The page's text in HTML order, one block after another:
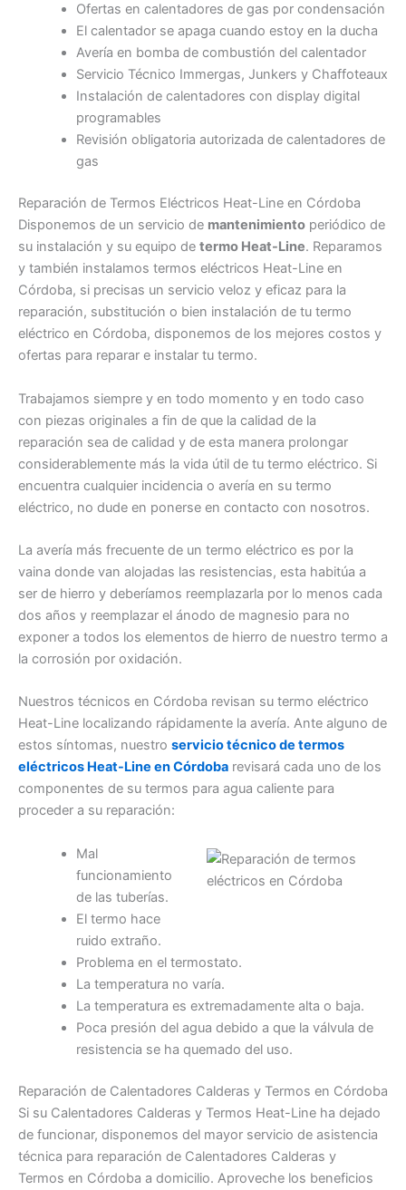
Ofertas en calentadores de gas por condensación
El calentador se apaga cuando estoy en la ducha
Avería en bomba de combustión del calentador
Servicio Técnico Immergas, Junkers y Chaffoteaux
Instalación de calentadores con display digital
programables
Revisión obligatoria autorizada de calentadores de
gas
Reparación de Termos Eléctricos Heat-Line en Córdoba
Disponemos de un servicio de mantenimiento periódico de
su instalación y su equipo de termo Heat-Line. Reparamos
y también instalamos termos eléctricos Heat-Line en
Córdoba, si precisas un servicio veloz y eficaz para la
reparación, substitución o bien instalación de tu termo
eléctrico en Córdoba, disponemos de los mejores costos y
ofertas para reparar e instalar tu termo.
Trabajamos siempre y en todo momento y en todo caso
con piezas originales a fin de que la calidad de la
reparación sea de calidad y de esta manera prolongar
considerablemente más la vida útil de tu termo eléctrico. Si
encuentra cualquier incidencia o avería en su termo
eléctrico, no dude en ponerse en contacto con nosotros.
La avería más frecuente de un termo eléctrico es por la
vaina donde van alojadas las resistencias, esta habitúa a
ser de hierro y deberíamos reemplazarla por lo menos cada
dos años y reemplazar el ánodo de magnesio para no
exponer a todos los elementos de hierro de nuestro termo a
la corrosión por oxidación.
Nuestros técnicos en Córdoba revisan su termo eléctrico
Heat-Line localizando rápidamente la avería. Ante alguno de
estos síntomas, nuestro servicio técnico de termos
eléctricos Heat-Line en Córdoba revisará cada uno de los
componentes de su termos para agua caliente para
proceder a su reparación:
Mal
funcionamiento
de las tuberías.
El termo hace
ruido extraño.
Problema en el termostato.
La temperatura no varía.
La temperatura es extremadamente alta o baja.
Poca presión del agua debido a que la válvula de
resistencia se ha quemado del uso.
Reparación de Calentadores Calderas y Termos en Córdoba
Si su Calentadores Calderas y Termos Heat-Line ha dejado
de funcionar, disponemos del mayor servicio de asistencia
técnica para reparación de Calentadores Calderas y
Termos en Córdoba a domicilio. Aproveche los beneficios